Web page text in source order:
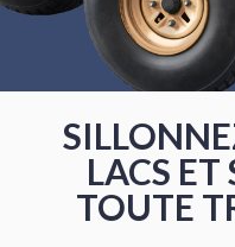
LACS ET
TOUTE